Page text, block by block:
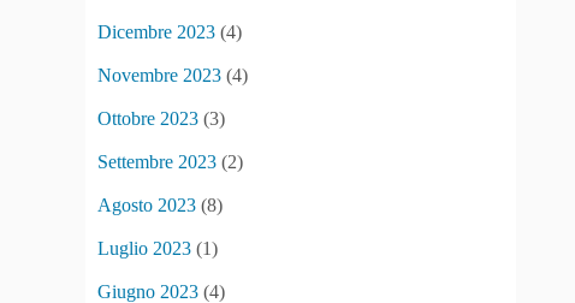
Dicembre 2023 (4)
Novembre 2023 (4)
Ottobre 2023 (3)
Settembre 2023 (2)
Agosto 2023 (8)
Luglio 2023 (1)
Giugno 2023 (4)